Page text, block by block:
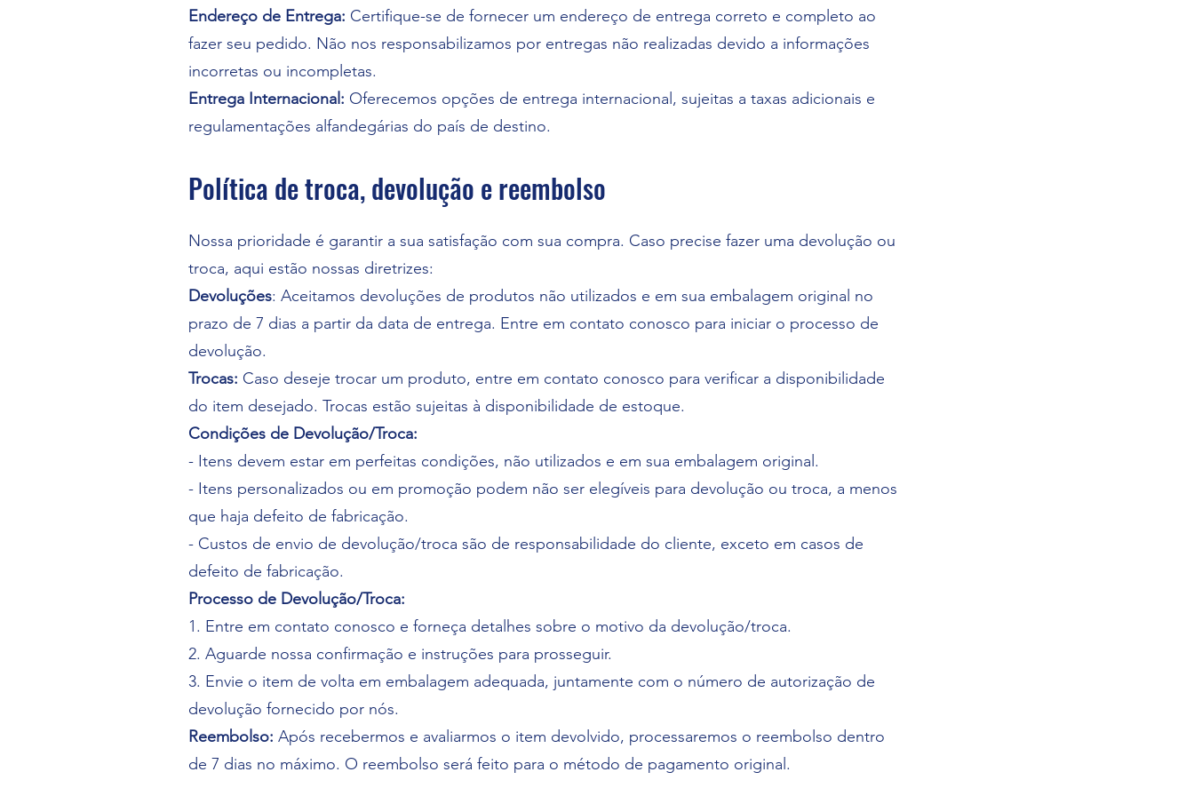
Endereço de Entrega: Certifique-se de fornecer um endereço de entrega correto e completo ao
fazer seu pedido. Não nos responsabilizamos por entregas não realizadas devido a informações
incorretas ou incompletas.
Entrega Internacional: Oferecemos opções de entrega internacional, sujeitas a taxas adicionais e
regulamentações alfandegárias do país de destino.
Política de troca, devolução e reembolso
Nossa prioridade é garantir a sua satisfação com sua compra. Caso precise fazer uma devolução ou
troca, aqui estão nossas diretrizes:
Devoluções: Aceitamos devoluções de produtos não utilizados e em sua embalagem original no
prazo de 7 dias a partir da data de entrega. Entre em contato conosco para iniciar o processo de
devolução.
Trocas: Caso deseje trocar um produto, entre em contato conosco para verificar a disponibilidade
do item desejado. Trocas estão sujeitas à disponibilidade de estoque.
Condições de Devolução/Troca:
- Itens devem estar em perfeitas condições, não utilizados e em sua embalagem original.
- Itens personalizados ou em promoção podem não ser elegíveis para devolução ou troca, a menos
que haja defeito de fabricação.
- Custos de envio de devolução/troca são de responsabilidade do cliente, exceto em casos de
defeito de fabricação.
Processo de Devolução/Troca:
1. Entre em contato conosco e forneça detalhes sobre o motivo da devolução/troca.
2. Aguarde nossa confirmação e instruções para prosseguir.
3. Envie o item de volta em embalagem adequada, juntamente com o número de autorização de
devolução fornecido por nós.
Reembolso: Após recebermos e avaliarmos o item devolvido, processaremos o reembolso dentro
de 7 dias no máximo. O reembolso será feito para o método de pagamento original.